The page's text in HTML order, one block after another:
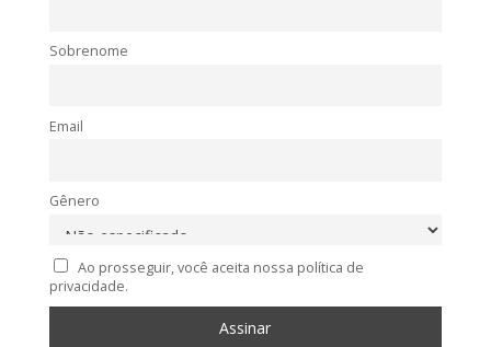
Sobrenome
Email
Gênero
Ao prosseguir, você aceita nossa política de
privacidade.